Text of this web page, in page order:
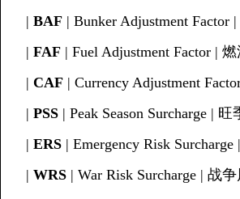
| BAF | Bunker Adjustment Factor
| FAF | Fuel Adjustment Factor |
| CAF | Currency Adjustment
| PSS | Peak Season Surcharge |
| ERS | Emergency Risk
| WRS | War Risk Surcharge | 战